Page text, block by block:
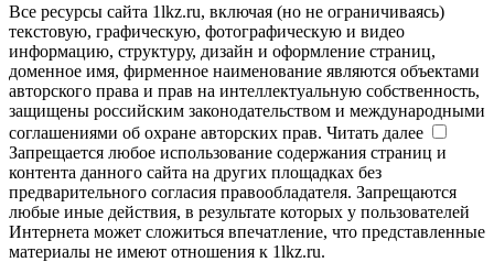
Все ресурсы сайта 1lkz.ru, включая (но не ограничиваясь)
текстовую, графическую, фотографическую и видео
информацию, структуру, дизайн и оформление страниц,
доменное имя, фирменное наименование являются объектами
авторского права и прав на интеллектуальную собственность,
защищены российским законодательством и международными
соглашениями об охране авторских прав. Читать далее
Запрещается любое использование содержания страниц и
контента данного сайта на других площадках без
предварительного согласия правообладателя. Запрещаются
любые иные действия, в результате которых у пользователей
Интернета может сложиться впечатление, что представленные
материалы не имеют отношения к 1lkz.ru.